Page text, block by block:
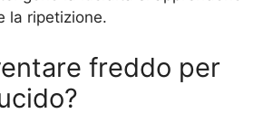
la ripetizione.
freddo per